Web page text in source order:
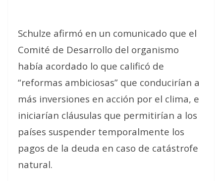
Schulze afirmó en un comunicado que el
Comité de Desarrollo del organismo
había acordado lo que calificó de
“reformas ambiciosas” que conducirían a
más inversiones en acción por el clima, e
iniciarían cláusulas que permitirían a los
países suspender temporalmente los
pagos de la deuda en caso de catástrofe
natural.